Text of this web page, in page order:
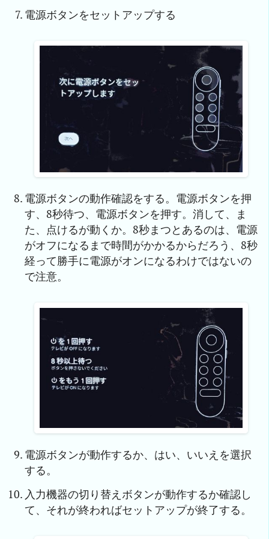
電源ボタンをセットアップする
電源ボタンの動作確認をする。電源ボタンを押
す、8秒待つ、電源ボタンを押す。消して、ま
た、点けるが動くか。8秒まつとあるのは、電源
がオフになるまで時間がかかるからだろう、8秒
経って勝手に電源がオンになるわけではないの
で注意。
電源ボタンが動作するか、はい、いいえを選択
する。
入力機器の切り替えボタンが動作するか確認し
て、それが終わればセットアップが終了する。